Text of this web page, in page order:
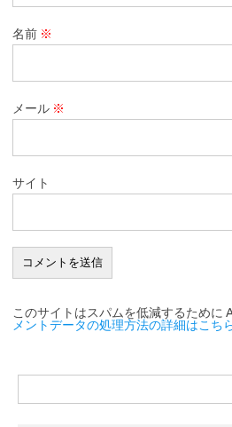
名前 ※
メール ※
サイト
このサイトはスパムを低減するために
メントデータの処理方法の詳細はこち
索: